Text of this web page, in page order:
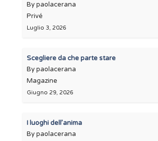
By paolacerana
Privé
Luglio 3, 2026
Scegliere da che parte stare
By paolacerana
Magazine
Giugno 29, 2026
I luoghi dell’anima
By paolacerana